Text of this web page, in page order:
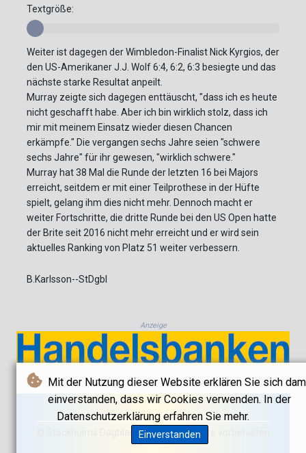
Mit der Nutzung dieser Website erklären Sie sich
einverstanden, dass wir Cookies verwenden. In der
Datenschutzerklärung erfahren Sie mehr.
Einverstanden
Textgröße:
Weiter ist dagegen der Wimbledon-Finalist Nick Kyrgios, der
den US-Amerikaner J.J. Wolf 6:4, 6:2, 6:3 besiegte und das
nächste starke Resultat anpeilt.
Murray zeigte sich dagegen enttäuscht, "dass ich es heute
nicht geschafft habe. Aber ich bin wirklich stolz, dass ich
mir mit meinem Einsatz wieder diesen Chancen
erkämpfe." Die vergangen sechs Jahre seien "schwere
sechs Jahre" für ihr gewesen, "wirklich schwere."
Murray hat 38 Mal die Runde der letzten 16 bei Majors
erreicht, seitdem er mit einer Teilprothese in der Hüfte
spielt, gelang ihm dies nicht mehr. Dennoch macht er
weiter Fortschritte, die dritte Runde bei den US Open hatte
der Brite seit 2016 nicht mehr erreicht und er wird sein
aktuelles Ranking von Platz 51 weiter verbessern.
B.Karlsson--StDgbl
Anzeige
© Stockholms Dagblad 2026 - Alle Rechte vorbehalten